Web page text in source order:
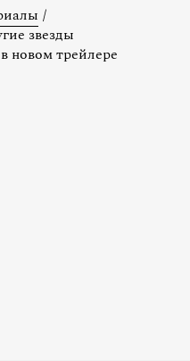
/
звезды
новом трейлере